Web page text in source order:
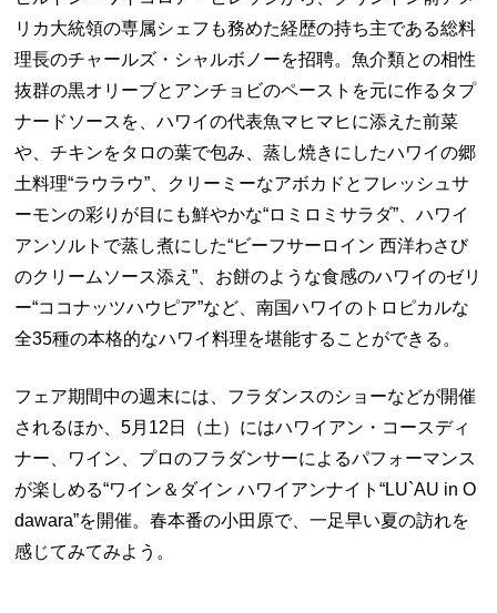
リカ大統領の専属シェフも務めた経歴の持ち主である総料
理長のチャールズ・シャルボノーを招聘。魚介類との相性
抜群の黒オリーブとアンチョビのペーストを元に作るタプ
ナードソースを、ハワイの代表魚マヒマヒに添えた前菜
や、チキンをタロの葉で包み、蒸し焼きにしたハワイの郷
土料理“ラウラウ”、クリーミーなアボカドとフレッシュサ
ーモンの彩りが目にも鮮やかな“ロミロミサラダ”、ハワイ
アンソルトで蒸し煮にした“ビーフサーロイン 西洋わさび
のクリームソース添え”、お餅のような食感のハワイのゼリ
ー“ココナッツハウピア”など、南国ハワイのトロピカルな
全35種の本格的なハワイ料理を堪能することができる。
フェア期間中の週末には、フラダンスのショーなどが開催
されるほか、5月12日（土）にはハワイアン・コースディ
ナー、ワイン、プロのフラダンサーによるパフォーマンス
が楽しめる“ワイン＆ダイン ハワイアンナイト“LU`AU in O
dawara”を開催。春本番の小田原で、一足早い夏の訪れを
感じてみてみよう。